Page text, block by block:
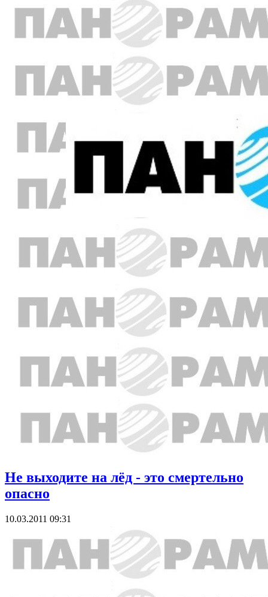
Не выходите на лёд - это смертельно
опасно
10.03.2011 09:31